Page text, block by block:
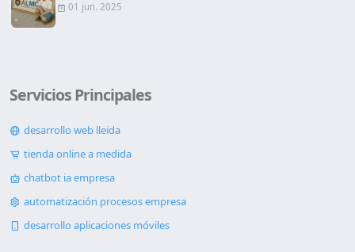
01 jun. 2025
Servicios Principales
desarrollo web lleida
tienda online a medida
chatbot ia empresa
automatización procesos empresa
desarrollo aplicaciones móviles